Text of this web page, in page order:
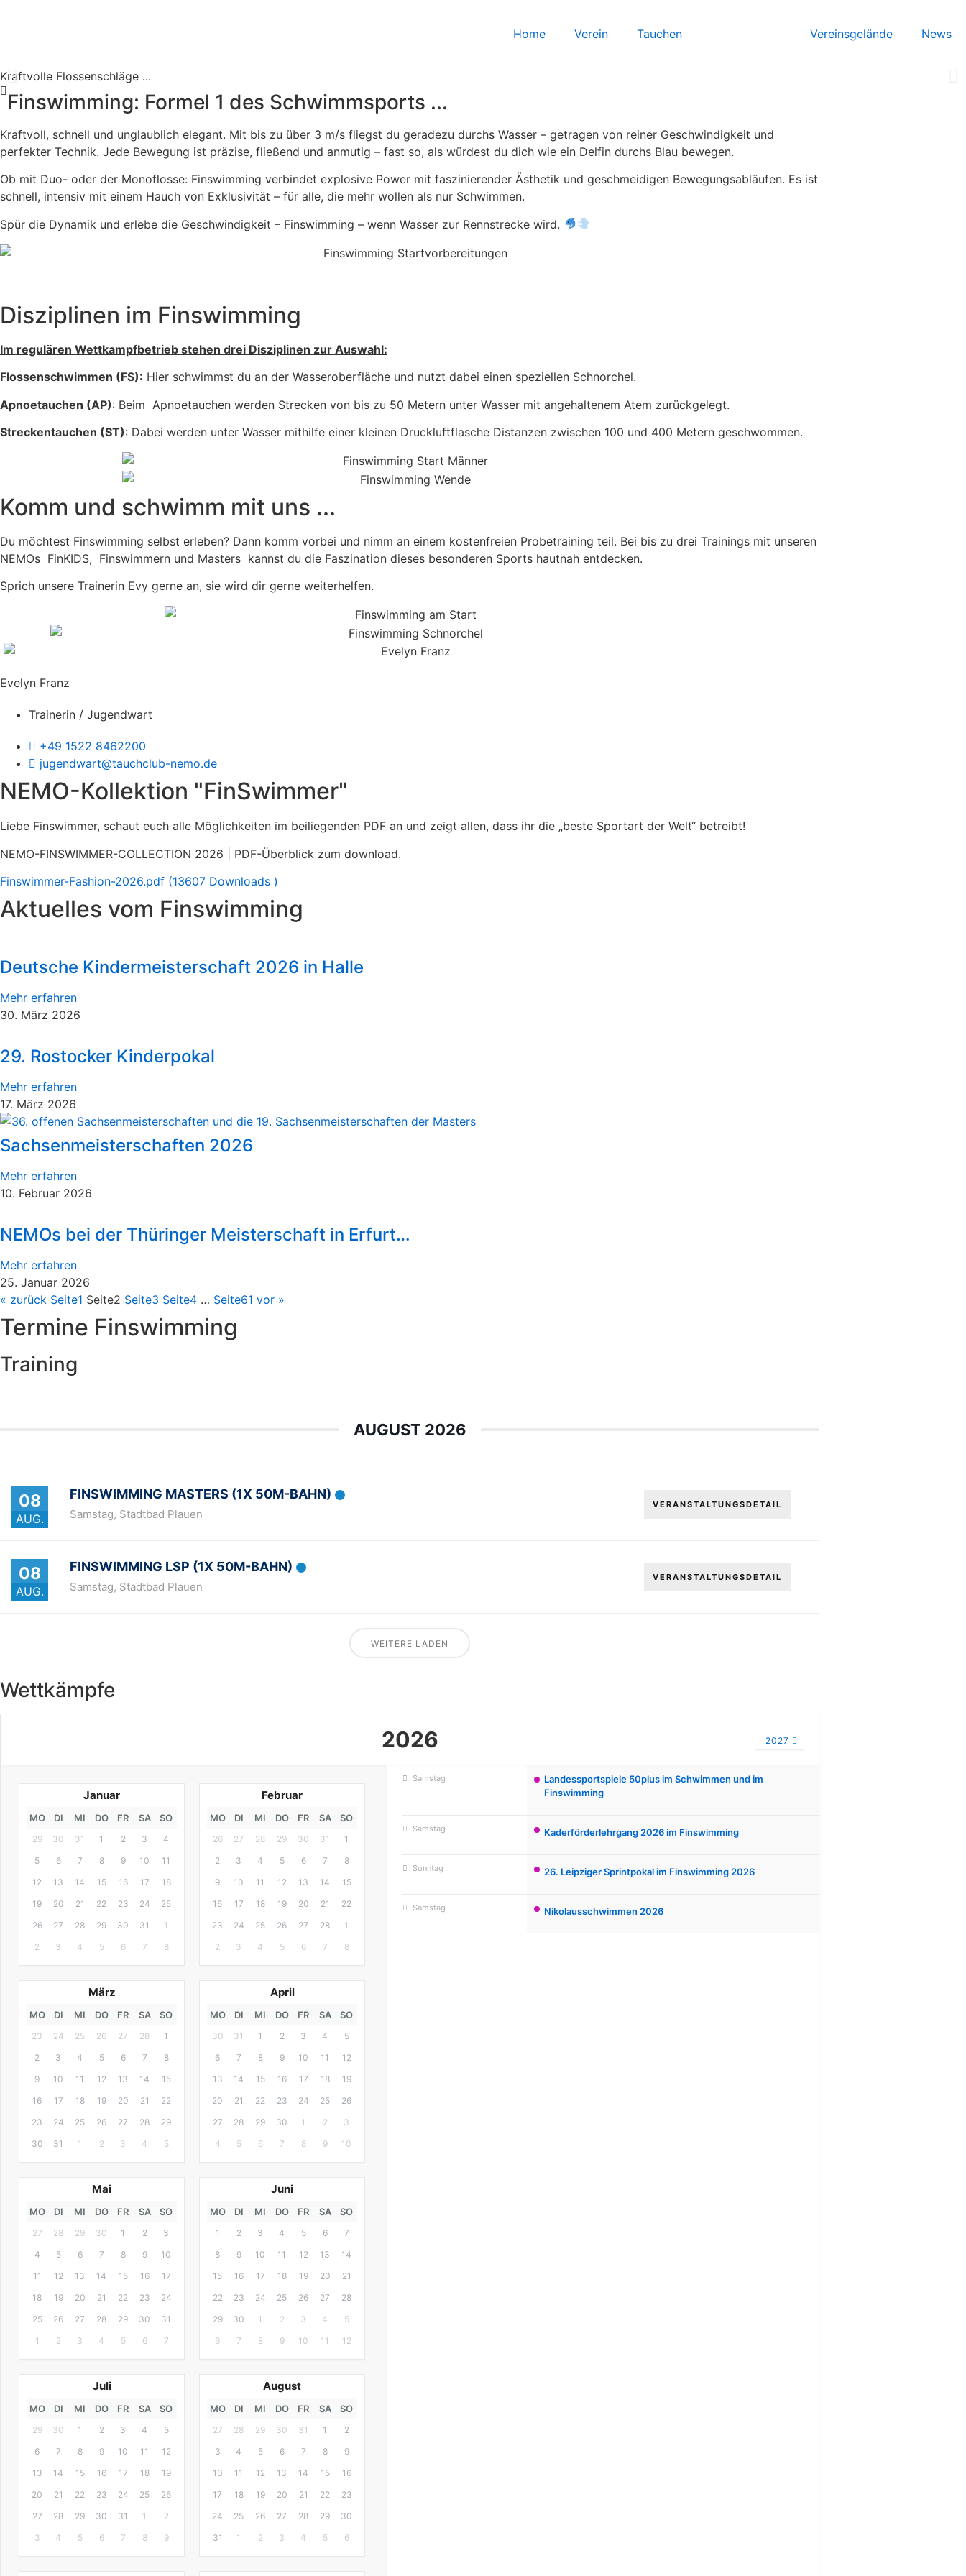
Home
Verein Tauchen Vereinsgelände News
Kraftvolle Flossenschläge ...
Finswimming: Formel 1 des Schwimmsports ...
Kraftvoll, schnell und unglaublich elegant. Mit bis zu über 3 m/s fliegst du geradezu durchs Wasser – getragen von reiner Geschwindigkeit und
perfekter Technik. Jede Bewegung ist präzise, fließend und anmutig – fast so, als würdest du dich wie ein Delfin durchs Blau bewegen.
Ob mit Duo- oder der Monoflosse: Finswimming verbindet explosive Power mit faszinierender Ästhetik und geschmeidigen Bewegungsabläufen. Es ist
schnell, intensiv mit einem Hauch von Exklusivität – für alle, die mehr wollen als nur Schwimmen.
Spür die Dynamik und erlebe die Geschwindigkeit – Finswimming – wenn Wasser zur Rennstrecke wird.
Disziplinen im Finswimming
Im regulären Wettkampfbetrieb stehen drei Disziplinen zur Auswahl:
Flossenschwimmen (FS): Hier schwimmst du an der Wasseroberfläche und nutzt dabei einen speziellen Schnorchel.
Apnoetauchen (AP): Beim Apnoetauchen werden Strecken von bis zu 50 Metern unter Wasser mit angehaltenem Atem zurückgelegt.
Streckentauchen (ST): Dabei werden unter Wasser mithilfe einer kleinen Druckluftflasche Distanzen zwischen 100 und 400 Metern geschwommen.
Komm und schwimm mit uns ...
Du möchtest Finswimming selbst erleben? Dann komm vorbei und nimm an einem kostenfreien Probetraining teil. Bei bis zu drei Trainings mit unseren
NEMOs FinKIDS, Finswimmern und Masters kannst du die Faszination dieses besonderen Sports hautnah entdecken.
Sprich unsere Trainerin Evy gerne an, sie wird dir gerne weiterhelfen.
Evelyn Franz
Trainerin / Jugendwart
+49 1522 8462200
jugendwart@tauchclub-nemo.de
NEMO-Kollektion "FinSwimmer"
Liebe Finswimmer, schaut euch alle Möglichkeiten im beiliegenden PDF an und zeigt allen, dass ihr die „beste Sportart der Welt“ betreibt!
NEMO-FINSWIMMER-COLLECTION 2026 | PDF-Überblick zum download.
Finswimmer-Fashion-2026.pdf (13607 Downloads )
Aktuelles vom Finswimming
Deutsche Kindermeisterschaft 2026 in Halle
Mehr erfahren
30. März 2026
29. Rostocker Kinderpokal
Mehr erfahren
17. März 2026
Sachsenmeisterschaften 2026
Mehr erfahren
10. Februar 2026
NEMOs bei der Thüringer Meisterschaft in Erfurt…
Mehr erfahren
25. Januar 2026
« zurück Seite1 Seite2 Seite3 Seite4 … Seite61 vor »
Termine Finswimming
Training
AUGUST 2026
08
AUG.
FINSWIMMING MASTERS (1X 50M-BAHN)
Samstag, Stadtbad Plauen
VERANSTALTUNGSDETAIL
08
AUG.
FINSWIMMING LSP (1X 50M-BAHN)
Samstag, Stadtbad Plauen
VERANSTALTUNGSDETAIL
WEITERE LADEN
Wettkämpfe
2026 2027
Januar
MO DI MI DO FR SA SO
29 30 31 1 2 3
4
5
6 7 8 9 10
11
12
13 14 15 16 17
18
19
20 21 22 23 24
25
26
27 28 29 30 31
1
2
3 4 5 6 7 8
Februar
MO DI MI DO FR SA SO
26 27 28 29 30 31
1
2
3 4 5 6 7
8
9
10 11 12 13 14
15
16
17 18 19 20 21
22
23
24 25 26 27 28
1
2
3 4 5 6 7 8
März
MO DI MI DO FR SA SO
23 24 25 26 27 28
1
2
3 4 5 6 7
8
9
10 11 12 13 14
15
16
17 18 19 20 21
22
23
24 25 26 27 28
29
30
31 1 2 3 4 5
April
MO DI MI DO FR SA SO
30 31 1 2 3 4
5
6
7 8 9 10 11
12
13
14 15 16 17 18
19
20
21 22 23 24 25
26
27
28 29 30 1 2
3
4
5 6 7 8 9 10
Mai
MO DI MI DO FR SA SO
27 28 29 30 1 2
3
4
5 6 7 8 9
10
11
12 13 14 15 16
17
18
19 20 21 22 23
24
25
26 27 28 29 30
31
1
2 3 4 5 6 7
Juni
MO DI MI DO FR SA SO
1 2 3 4 5 6
7
8
9 10 11 12 13
14
15
16 17 18 19 20
21
22
23 24 25 26 27
28
29
30 1 2 3 4
5
6
7 8 9 10 11 12
Juli
MO DI MI DO FR SA SO
29 30 1 2 3 4
5
6
7 8 9 10 11
12
13
14 15 16 17 18
19
20
21 22 23 24 25
26
27
28 29 30 31 1
2
3
4 5 6 7 8 9
August
MO DI MI DO FR SA SO
27 28 29 30 31 1
2
3
4 5 6 7 8
9
10
11 12 13 14 15
16
17
18 19 20 21 22
23
24
25 26 27 28 29
30
31
1 2 3 4 5 6
Samstag
Landessportspiele 50plus im Schwimmen und im
Finswimming
Samstag Kaderförderlehrgang 2026 im Finswimming
Sonntag 26. Leipziger Sprintpokal im Finswimming 2026
Samstag Nikolausschwimmen 2026